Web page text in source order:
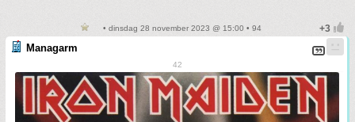
• dinsdag 28 november 2023 @ 15:00 • 94
Managarm
42